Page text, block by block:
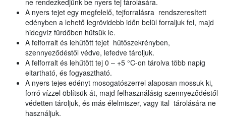
ne rendezkedjünk be nyers tej tárolására.
A nyers tejet egy megfelelő, tejforralásra rendszeresített
edényben a lehető legrövidebb időn belül forraljuk fel, majd
hidegvíz fürdőben hűtsük le.
A felforralt és lehűtött tejet hűtőszekrényben,
szennyeződéstől védve, lefedve tároljuk.
A felforralt és lehűtött tej 0 – +5 °C-on tárolva több napig
eltartható, és fogyasztható.
A nyers tejes edényt mosogatószerrel alaposan mossuk ki,
forró vízzel öblítsük át, majd felhasználásig szennyeződéstől
védetten tároljuk, és más élelmiszer, vagy ital tárolására ne
használjuk.